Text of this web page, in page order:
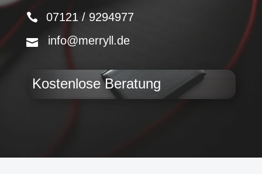
07121 / 9294977
info@merryll.de
Kostenlose Beratung